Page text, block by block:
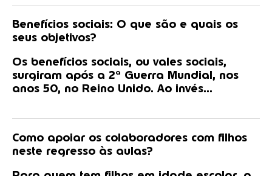
Benefícios sociais: O que são e quais os
seus objetivos?
Os benefícios sociais, ou vales sociais,
surgiram após a 2ª Guerra Mundial, nos
anos 50, no Reino Unido. Ao invés...
Como apoiar os colaboradores com filhos
neste regresso às aulas?